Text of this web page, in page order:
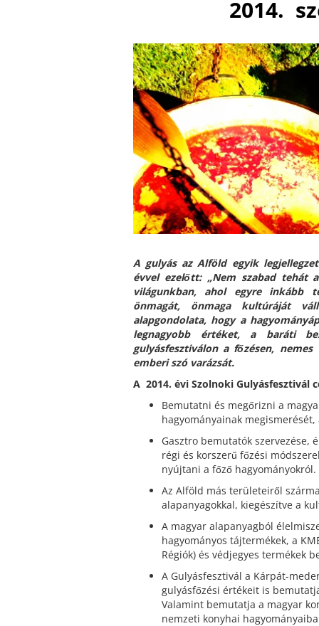
2014.
A gulyás az Alföld egyik
évvel ezelőtt: „Nem szabad tehát
világunkban, ahol egyre inkább
önmagát, önmaga kultúráját
alapgondolata, hogy a
legnagyobb értéket, a baráti
gulyásfesztiválon a főzésen, nemes
emberi szó varázsát.
A 2014. évi Szolnoki Gulyásfesztivál
Bemutatni és megőrizni a
hagyományainak
Gasztro bemutatók szervezése,
régi és korszerű főzési
nyújtani a főző hagyományokról.
Az Alföld más területeiről
alapanyagokkal, kiegészítve a
A magyar alapanyagból
hagyományos tájtermékek, a
Régiók) és védjegyes termékek
A Gulyásfesztivál a Kárpát-
gulyásfőzési értékeit is
Valamint bemutatja a magyar
nemzeti konyhai